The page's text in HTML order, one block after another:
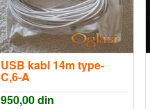
USB kabl 14m type-
C,6-A
950,00din